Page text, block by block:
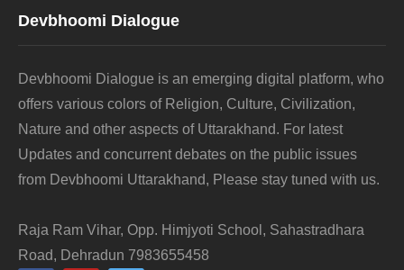
Devbhoomi Dialogue
Devbhoomi Dialogue is an emerging digital platform, who
offers various colors of Religion, Culture, Civilization,
Nature and other aspects of Uttarakhand. For latest
Updates and concurrent debates on the public issues
from Devbhoomi Uttarakhand, Please stay tuned with us.
Raja Ram Vihar, Opp. Himjyoti School, Sahastradhara
Road, Dehradun 7983655458